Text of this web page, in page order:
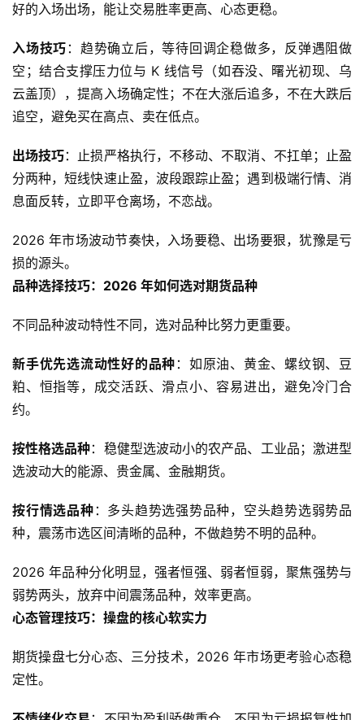
原
油
期
国
期
好的入场出场，能让交易胜率更高、心态更稳。
入场技巧 ：趋势确立后，等待回调企稳做多，反弹遇阻做
空；结合支撑压力位与 K 线信号（如吞没、曙光初现、乌
云盖顶），提高入场确定性；不在大涨后追多，不在大跌后
追空，避免买在高点、卖在低点。
出场技巧：止损严格执行，不移动、不取消、不扛单；止盈
分两种，短线快速止盈，波段跟踪止盈；遇到极端行情、消
息面反转，立即平仓离场，不恋战。
2026 年市场波动节奏快，入场要稳、出场要狠，犹豫是亏
损的源头。
品种选择技巧：2026 年如何选对期货品种
不同品种波动特性不同，选对品种比努力更重要。
新手优先选流动性好的品种 ：如原油、黄金、螺纹钢、豆
粕、恒指等，成交活跃、滑点小、容易进出，避免冷门合
约。
按性格选品种：稳健型选波动小的农产品、工业品；激进型
选波动大的能源、贵金属、金融期货。
按行情选品种 ：多头趋势选强势品种，空头趋势选弱势品
种，震荡市选区间清晰的品种，不做趋势不明的品种。
2026 年品种分化明显，强者恒强、弱者恒弱，聚焦强势与
弱势两头，放弃中间震荡品种，效率更高。
心态管理技巧：操盘的核心软实力
期货操盘七分心态、三分技术，2026 年市场更考验心态稳
定性。